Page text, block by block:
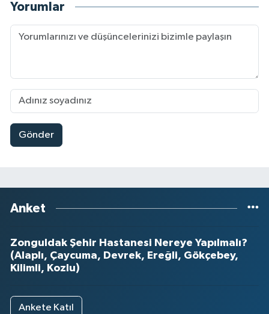
Yorumlar
Gönder
Anket
Zonguldak Şehir Hastanesi Nereye Yapılmalı?
(Alaplı, Çaycuma, Devrek, Ereğli, Gökçebey,
Kilimli, Kozlu)
Ankete Katıl